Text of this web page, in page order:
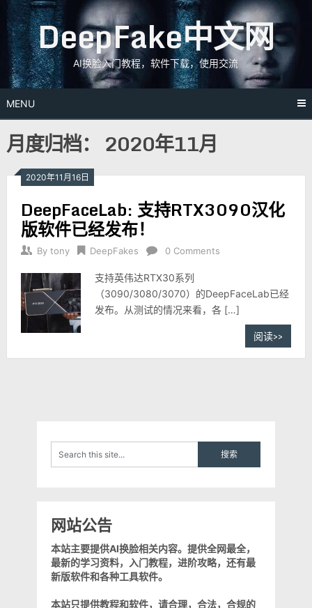
Skip
to
content DeepFake中文网
AI换脸入门教程，软件下载，使用交流
MENU
月度归档： 2020年11月
2020年11月16日
DeepFaceLab: 支持RTX3090汉化
版软件已经发布！
By tony DeepFakes 0 Comments
支持英伟达RTX30系列
（3090/3080/3070）的DeepFaceLab已经
发布。从测试的情况来看，各 […]
阅读>>
网站公告
本站主要提供AI换脸相关内容。提供全网最全，
最新的学习资料，入门教程，进阶攻略，还有最
新版软件和各种工具软件。
本站只提供教程和软件，请合理，合法，合规的